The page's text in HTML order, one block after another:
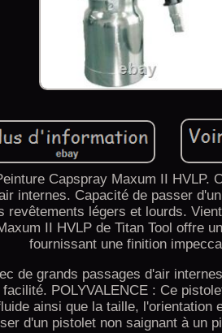
Capspray Maxum II HVLP.
internes. Capacité de passer
revêtements légers et lourds.
II HVLP de Titan Tool offre
fournissant une finition
de grands passages d'air
POLYVALENCE : Ce
ainsi que la taille,
d'un pistolet non saignant à un